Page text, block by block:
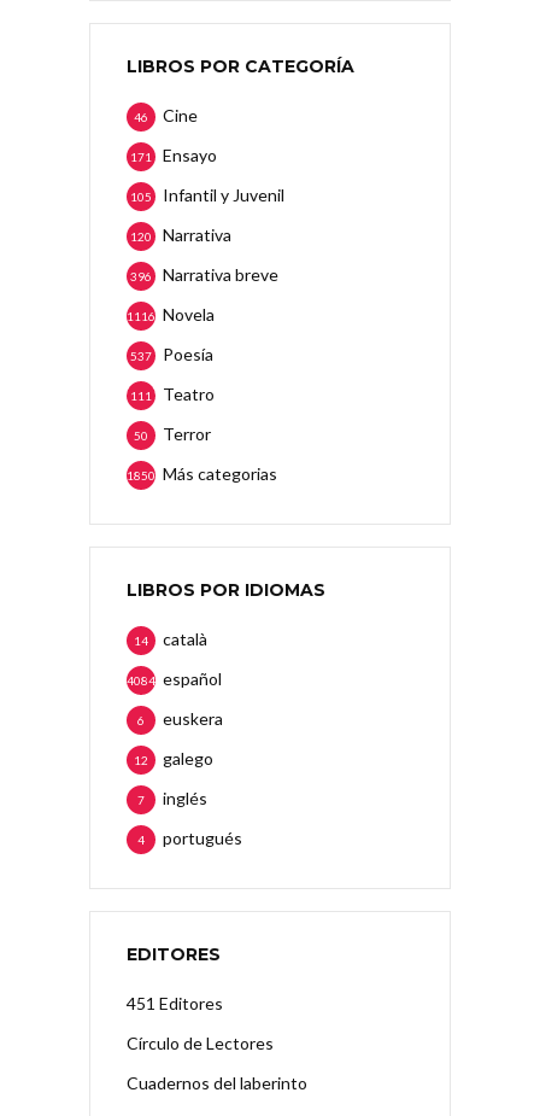
LIBROS POR CATEGORÍA
Cine
46
Ensayo
171
Infantil y Juvenil
105
Narrativa
120
Narrativa breve
396
Novela
1116
Poesía
537
Teatro
111
Terror
50
Más categorias
1850
LIBROS POR IDIOMAS
català
14
español
4084
euskera
6
galego
12
inglés
7
portugués
4
EDITORES
451 Editores
Círculo de Lectores
Cuadernos del laberinto